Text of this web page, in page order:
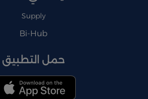
Supply
Bi-Hub
حمل التطبيق